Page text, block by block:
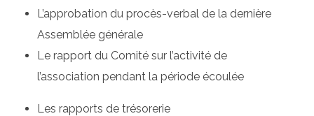
L’approbation du procès-verbal de la dernière
Assemblée générale
Le rapport du Comité sur l’activité de
l’association pendant la période écoulée
Les rapports de trésorerie